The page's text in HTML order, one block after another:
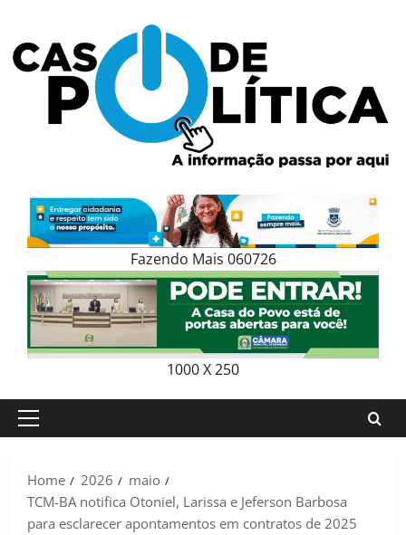
content
Fazendo Mais 060726
1000 X 250
Primary
Home
2026
maio
TCM-BA notifica Otoniel, Larissa e Jeferson Barbosa
para esclarecer apontamentos em contratos de 2025